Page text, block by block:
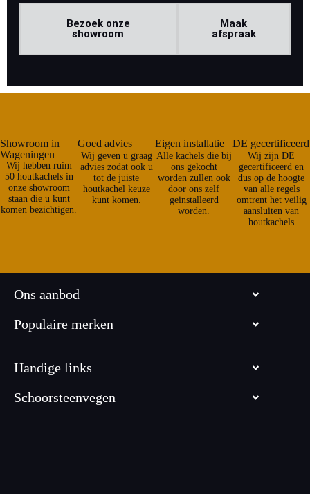
Bezoek onze
showroom
Maak
afspraak
Showroom in
Wageningen
Wij hebben ruim
50 houtkachels in
onze showroom
staan die u kunt
komen bezichtigen.
Goed advies
Wij geven u graag
advies zodat ook u
tot de juiste
houtkachel keuze
kunt komen.
Eigen installatie
Alle kachels die bij
ons gekocht
worden zullen ook
door ons zelf
geinstalleerd
worden.
DE gecertificeerd
Wij zijn DE
gecertificeerd en
dus op de hoogte
van alle regels
omtrent het veilig
aansluiten van
houtkachels
Ons aanbod
Populaire merken
Handige links
Schoorsteenvegen